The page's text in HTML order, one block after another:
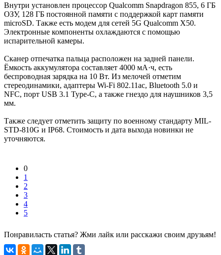
Внутри установлен процессор Qualcomm Snapdragon 855, 6 ГБ
ОЗУ, 128 ГБ постоянной памяти с поддержкой карт памяти
microSD. Также есть модем для сетей 5G Qualcomm X50.
Электронные компоненты охлаждаются с помощью
испарительной камеры.
Сканер отпечатка пальца расположен на задней панели.
Ёмкость аккумулятора составляет 4000 мА·ч, есть
беспроводная зарядка на 10 Вт. Из мелочей отметим
стереодинамики, адаптеры Wi-Fi 802.11ac, Bluetooth 5.0 и
NFC, порт USB 3.1 Type-C, а также гнездо для наушников 3,5
мм.
Также следует отметить защиту по военному стандарту MIL-
STD-810G и IP68. Стоимость и дата выхода новинки не
уточняются.
0
1
2
3
4
5
Понравиласть статья? Жми лайк или расскажи своим друзьям!